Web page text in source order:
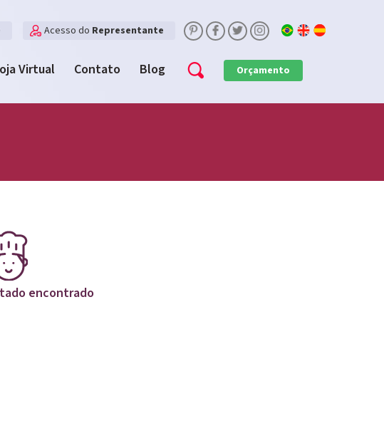
Acesso do Representante
Virtual Contato Blog Orçamento
encontrado